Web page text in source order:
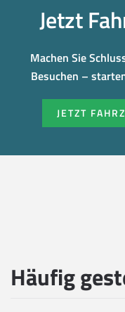
Jetzt
Machen Sie
Besuchen –
JETZT
Häufig